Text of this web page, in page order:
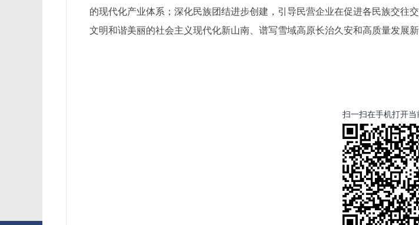
的现代化产业体系；深化民族团结进步创建，引导民营企业在促进各民族交往
文明和谐美丽的社会主义现代化新山南、谱写雪域高原长治久安和高质量发展
扫一扫在手机打开当